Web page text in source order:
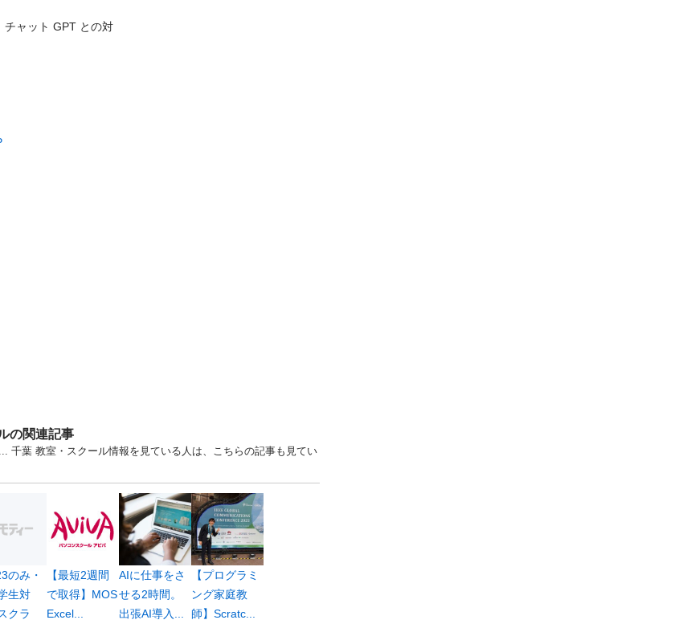
チャット GPT との対
の関連記事
千葉 教室・スクール情報を見ている人は、こちらの記事も見てい
のみ・
生対
クラ
【最短2週間
で取得】MOS
Excel...
AIに仕事をさ
せる2時間。
出張AI導入...
【プログラミ
ング家庭教
師】Scratc...